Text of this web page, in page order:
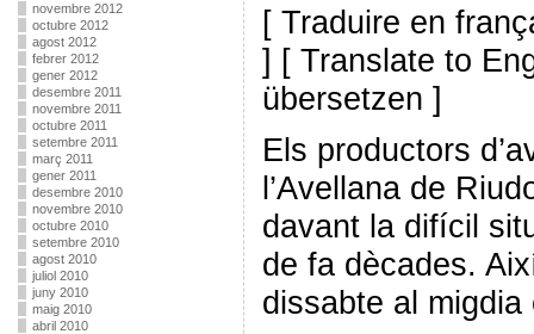
novembre 2012
octubre 2012
agost 2012
febrer 2012
gener 2012
desembre 2011
novembre 2011
octubre 2011
setembre 2011
març 2011
gener 2011
desembre 2010
novembre 2010
octubre 2010
setembre 2010
agost 2010
juliol 2010
juny 2010
maig 2010
abril 2010
[ Traduire en
] [ Translate to
übersetzen ]
Els productors
l’Avellana de
davant la difícil
de fa dècades.
dissabte al